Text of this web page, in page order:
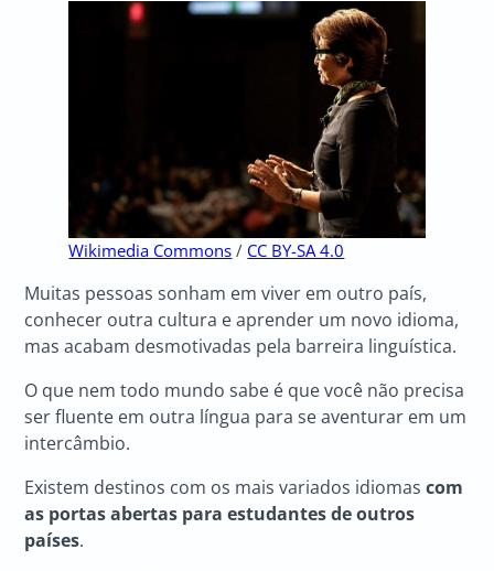
Wikimedia Commons / CC BY-SA 4.0
Muitas pessoas sonham em viver em outro país,
conhecer outra cultura e aprender um novo idioma,
mas acabam desmotivadas pela barreira linguística.
O que nem todo mundo sabe é que você não precisa
ser fluente em outra língua para se aventurar em um
intercâmbio.
Existem destinos com os mais variados idiomascom
as portas abertas para estudantes de outros
países.